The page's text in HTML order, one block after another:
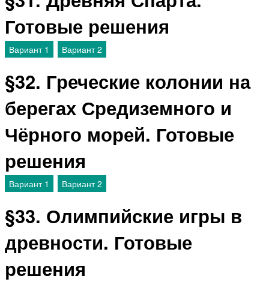
Готовые решения
Вариант 1 Вариант 2
§32. Греческие колонии на
берегах Средиземного и
Чёрного морей. Готовые
решения
Вариант 1 Вариант 2
§33. Олимпийские игры в
древности. Готовые
решения